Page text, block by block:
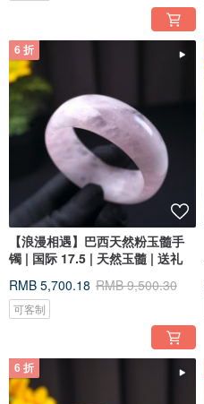
6 折
【浪漫相遇】巴西天然粉玉髓手
镯 | 国际 17.5 | 天然玉髓 | 送礼
RMB 5,700.18 RMB 9,500.30
可客制
6 折